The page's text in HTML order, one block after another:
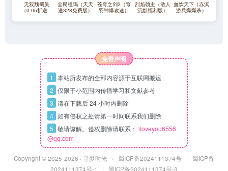
无双魏蜀吴
（0.05折送满
全民祖玛（天天
送328免费版）
苍穹之剑2（穹
羽神爆攻速）
烈焰领主（散人
沉默福利版）
血饮天下（赤溟
游兵爆爆杀）
免责声明
1 本站所发布的全部内容源于互联网搬运
2 仅限于小范围内传播学习和文献参考
3 请在下载后 24 小时内删除
4 如有侵权之处请第一时间联系我们删除
5 敬请谅解。侵权删除请联系： iloveyou6556
@qq.com
Copyright © 2025-2026 · 寻梦时光 · 蜀ICP备2024111374号 |
蜀ICP备
2024111374号-1
| 蜀ICP备2024111374号-3